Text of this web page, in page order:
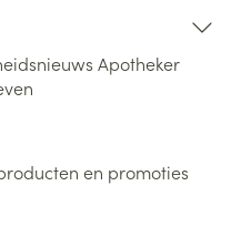
Apotheker
en promoties